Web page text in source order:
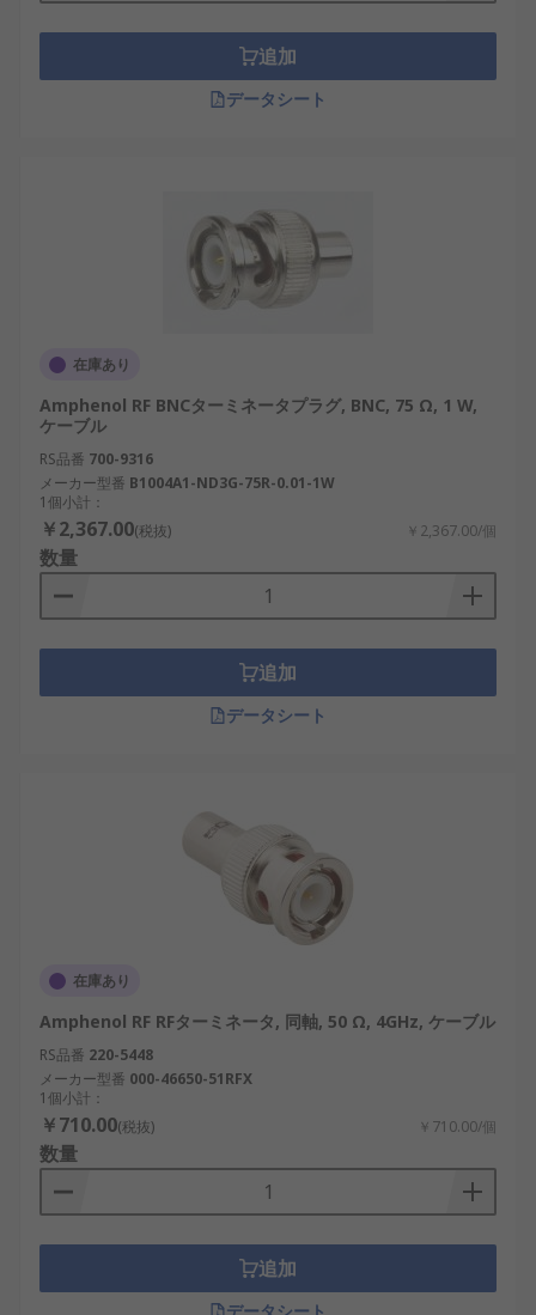
追加
データシート
在庫あり
Amphenol RF BNCターミネータプラグ, BNC, 75 Ω, 1 W,
ケーブル
RS品番 700-9316
メーカー型番 B1004A1-ND3G-75R-0.01-1W
1個小計：
￥2,367.00(税抜) ￥2,367.00/個
数量
追加
データシート
在庫あり
Amphenol RF RFターミネータ, 同軸, 50 Ω, 4GHz, ケーブル
RS品番 220-5448
メーカー型番 000-46650-51RFX
1個小計：
￥710.00(税抜) ￥710.00/個
数量
追加